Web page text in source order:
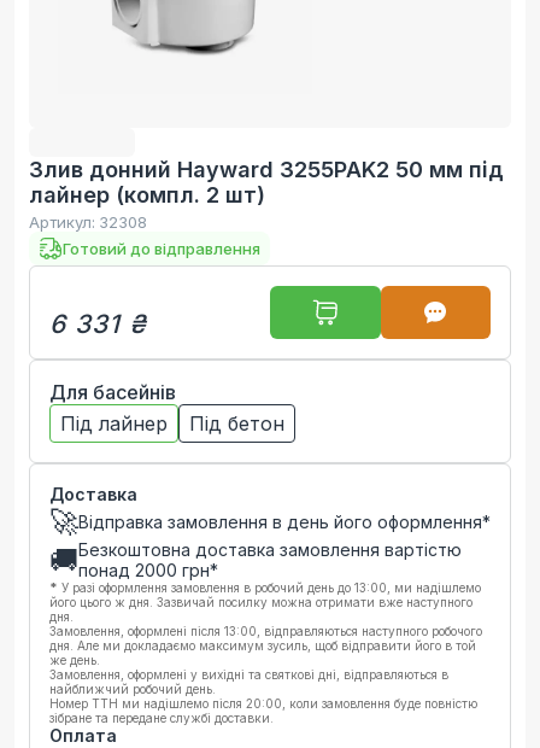
Злив донний Hayward 3255PAK2 50 мм під
лайнер (компл. 2 шт)
Артикул: 32308
Готовий до відправлення
6 331 ₴
Для басейнів
Під лайнер
Під бетон
Доставка
🚀Відправка замовлення в день його оформлення*
🚚Безкоштовна доставка замовлення вартістю
понад 2000 грн*
* У разі оформлення замовлення в робочий день до 13:00, ми надішлемо
його цього ж дня. Зазвичай посилку можна отримати вже наступного
дня.
Замовлення, оформлені після 13:00, відправляються наступного робочого
дня. Але ми докладаємо максимум зусиль, щоб відправити його в той
же день.
Замовлення, оформлені у вихідні та святкові дні, відправляються в
найближчий робочий день.
Номер ТТН ми надішлемо після 20:00, коли замовлення буде повністю
зібране та передане службі доставки.
Оплата